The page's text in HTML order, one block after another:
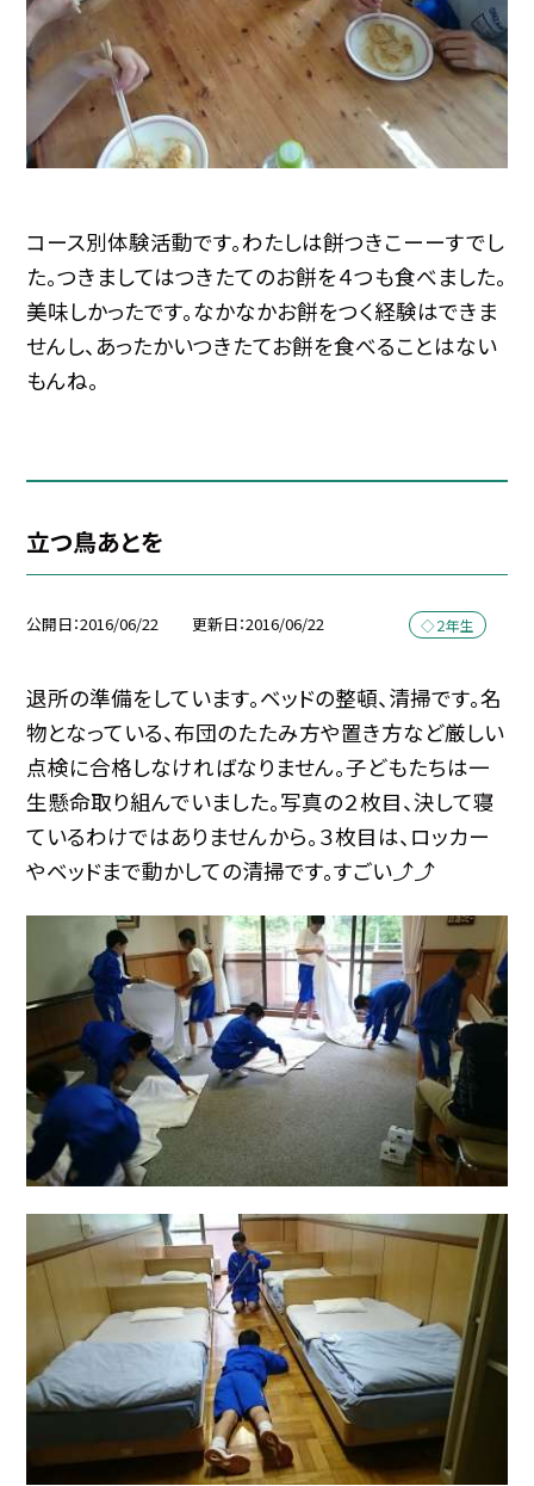
コース別体験活動です。わたしは餅つきこーーすでし
た。つきましてはつきたてのお餅を４つも食べました。
美味しかったです。なかなかお餅をつく経験はできま
せんし、あったかいつきたてお餅を食べることはない
もんね。
立つ鳥あとを
公開日 2016/06/22 更新日 2016/06/22 ◇２年生
退所の準備をしています。ベッドの整頓、清掃です。名
物となっている、布団のたたみ方や置き方など厳しい
点検に合格しなければなりません。子どもたちは一
生懸命取り組んでいました。写真の２枚目、決して寝
ているわけではありませんから。３枚目は、ロッカー
やベッドまで動かしての清掃です。すごい⤴⤴